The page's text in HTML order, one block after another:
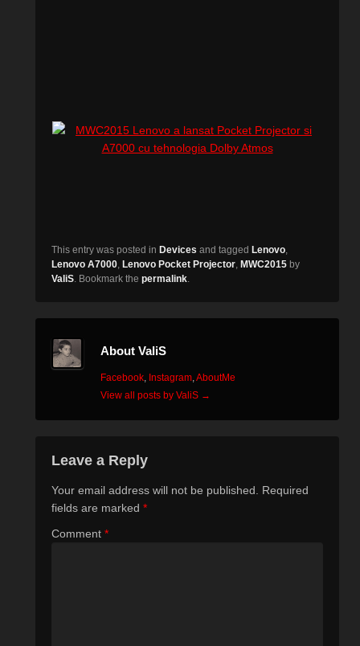
This entry was posted in Devices and tagged Lenovo
Lenovo A7000 Lenovo Pocket Projector MWC2015 by
ValiS . Bookmark the permalink
About ValiS
Facebook, Instagram, AboutMe
View all posts by ValiS →
Leave a Reply
Your email address will not be published.
Required
fields are marked *
Comment *